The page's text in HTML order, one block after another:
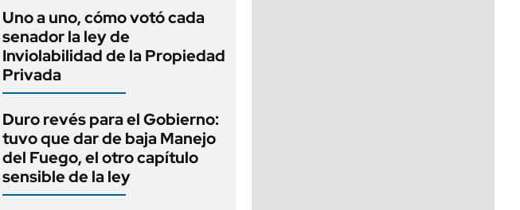
37 segundos
Uno a uno, cómo votó cada
senador la ley de
Inviolabilidad de la Propiedad
Privada
Duro revés para el Gobierno:
tuvo que dar de baja Manejo
del Fuego, el otro capítulo
sensible de la ley